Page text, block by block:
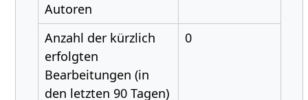
Autoren
Anzahl der kürzlich
erfolgten
Bearbeitungen (in
den letzten 90 Tagen)
0